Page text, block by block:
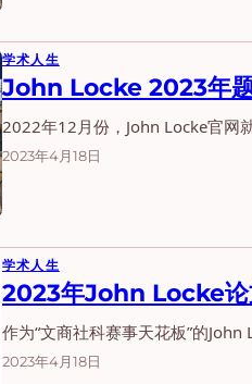
学术人生
John Locke 2023年题
2022年12月份，John Locke官网
2023年4月18日
学术人生
2023年John Locke论
作为“文商社科赛事天花板”的
2023年4月18日